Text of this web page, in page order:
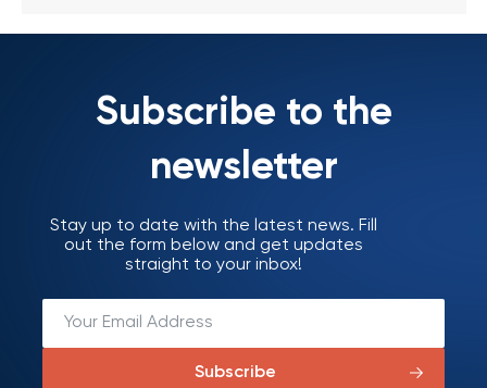
Subscribe to the
newsletter
Stay up to date with the latest news. Fill
out the form below and get updates
straight to your inbox!
Subscribe